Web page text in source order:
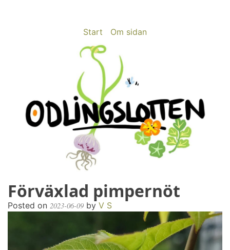
Start Om sidan
odlingslotten.com
Odling på 200 kvm i Stockholms utkant
Förväxlad pimpernöt
Posted on 2023-06-09 by V S